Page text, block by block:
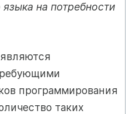
на потребности
программирования
таких